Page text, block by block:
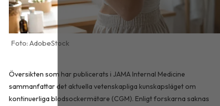
AdobeStock
Översikten som har publicerats i JAMA Internal Medicine
sammanfattar det aktuella vetenskapliga kunskapsläget om
kontinuerliga blodsockermätare (CGM). Enligt forskarna saknas